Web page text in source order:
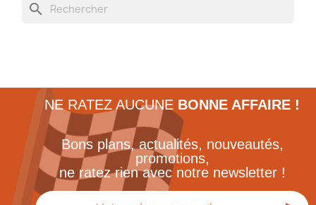
search
NE RATEZ AUCUNE BONNE AFFAIRE !
Bons plans, actualités, nouveautés,
promotions,
ne ratez rien avec notre newsletter !